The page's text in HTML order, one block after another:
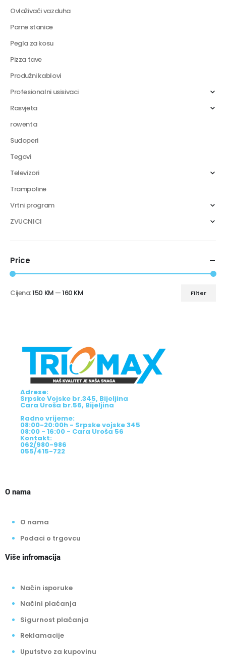
Ovlaživači vazduha
Parne stanice
Pegla za kosu
Pizza tave
Produžni kablovi
Profesionalni usisivaci
Rasvjeta
rowenta
Sudoperi
Tegovi
Televizori
Trampoline
Vrtni program
ZVUCNICI
Price
Filter
Cijena:150 KM —160 KM
Adrese:
Srpske Vojske br.345, Bijeljina
Cara Uroša br.56, Bijeljina
Radno vrijeme:
08:00-20:00h - Srpske vojske 345
08:00 - 16:00 - Cara Uroša 56
Kontakt:
062/980-986
055/415-722
O nama
O nama
Podaci o trgovcu
Više infromacija
Način isporuke
Načini plaćanja
Sigurnost plaćanja
Reklamacije
Uputstvo za kupovinu